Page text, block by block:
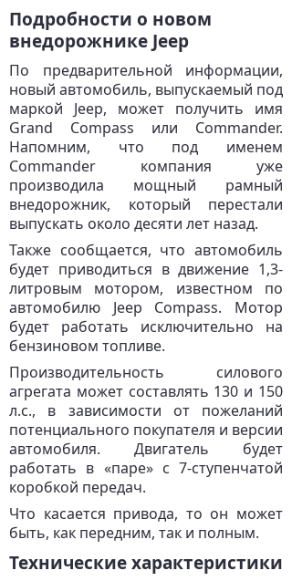
Подробности о новом
внедорожнике Jeep
По предварительной информации,
новый автомобиль, выпускаемый под
маркой Jeep, может получить имя
Grand Compass или Commander.
Напомним, что под именем
Commander компания уже
производила мощный рамный
внедорожник, который перестали
выпускать около десяти лет назад.
Также сообщается, что автомобиль
будет приводиться в движение 1,3-
литровым мотором, известном по
автомобилю Jeep Compass. Мотор
будет работать исключительно на
бензиновом топливе.
Производительность силового
агрегата может составлять 130 и 150
л.с., в зависимости от пожеланий
потенциального покупателя и версии
автомобиля. Двигатель будет
работать в «паре» с 7-ступенчатой
коробкой передач.
Что касается привода, то он может
быть, как передним, так и полным.
Технические характеристики